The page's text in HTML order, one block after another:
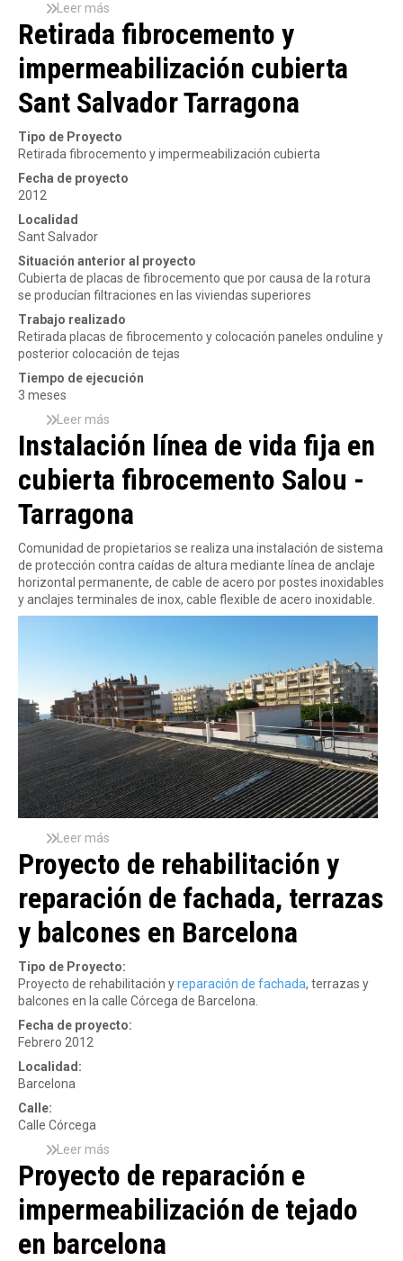
T
r
a
d
e
S
r
u
c
c
ó
n
y
e
c
d
e
r
e
i
l
i
t
a
c
i
ó
n
d
e
u
e
b
l
s
Leer más
o
b
r
e
I
m
e
r
m
l
i
z
a
c
i
n
b
i
r
a
n
B
a
r
o
n
a
Retirada fibrocemento y
impermeabilización cubierta
Sant Salvador Tarragona
Tipo de Proyecto
Retirada fibrocemento y impermeabilización cubierta
Fecha de proyecto
2012
Localidad
Sant Salvador
Situación anterior al proyecto
Cubierta de placas de fibrocemento que por causa de la rotura
se producían filtraciones en las viviendas superiores
Trabajo realizado
Retirada placas de fibrocemento y colocación paneles onduline y
posterior colocación de tejas
Tiempo de ejecución
3 meses
Leer más
o
b
r
e
R
e
i
r
a
d
b
r
o
c
e
m
e
n
t
i
p
r
e
a
b
c
u
b
i
e
r
Instalación línea de vida fija en
cubierta fibrocemento Salou -
Tarragona
Comunidad de propietarios se realiza una instalación de sistema
de protección contra caídas de altura mediante línea de anclaje
horizontal permanente, de cable de acero por postes inoxidables
y anclajes terminales de inox, cable flexible de acero inoxidable.
Leer más
o
b
r
e
I
n
t
a
l
a
a
e
i
Proyecto de rehabilitación y
reparación de fachada, terrazas
y balcones en Barcelona
Tipo de Proyecto:
Proyecto de rehabilitación yreparación de fachada, terrazas y
balcones en la calle Córcega de Barcelona.
Fecha de proyecto:
Febrero 2012
Localidad:
Barcelona
Calle:
Calle Córcega
Leer más
o
b
r
e
P
r
Proyecto de reparación e
impermeabilización de tejado
en barcelona